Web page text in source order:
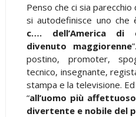
Penso che ci sia
si autodefinisce uno che
c…. dell’America di
divenuto maggiorenne
postino, promoter,
tecnico, insegnante,
stampa e la televisione.
“all’uomo più
divertente e nobile del